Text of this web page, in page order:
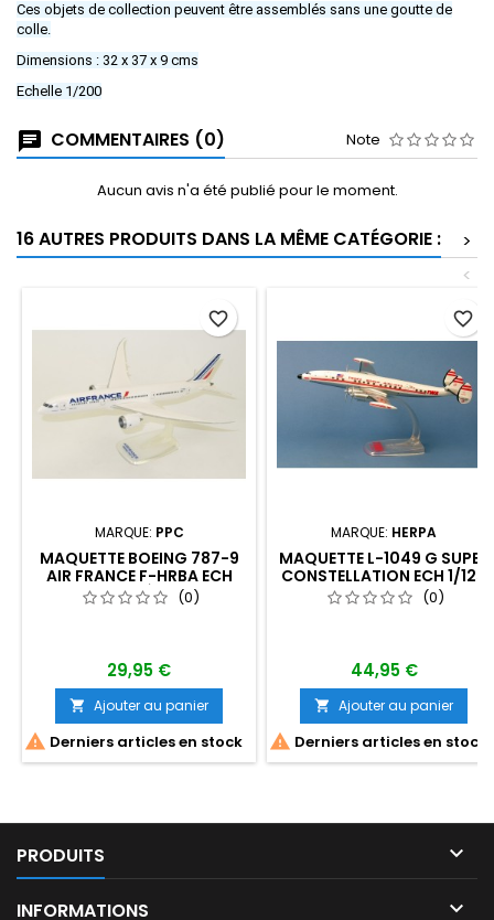
Ces objets de collection peuvent être assemblés sans une goutte de
colle.
Dimensions : 32 x 37 x 9 cms
Echelle 1/200
COMMENTAIRES (0) Note
Aucun avis n'a été publié pour le moment.
16 AUTRES PRODUITS DANS LA MÊME CATÉGORIE :
>
<
MARQUE: PPC
MAQUETTE BOEING 787-9
AIR FRANCE F-HRBA ECH
1/200ÈME (0)
29,95 €
 Ajouter au panier
 Derniers articles en stock
favorite_border
MARQUE: HERPA
MAQUETTE L-1049 G SUPER
CONSTELLATION ECH 1/125
(0)
44,95 €
 Ajouter au panier
 Derniers articles en stock
favorite_border
PRODUITS 
INFORMATIONS 